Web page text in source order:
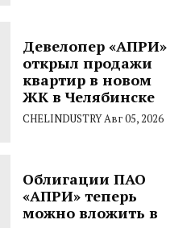
Девелопер «АПРИ»
открыл продажи
квартир в новом
ЖК в Челябинске
CHELINDUSTRYАвг 05, 2026
Облигации ПАО
«АПРИ» теперь
можно вложить в